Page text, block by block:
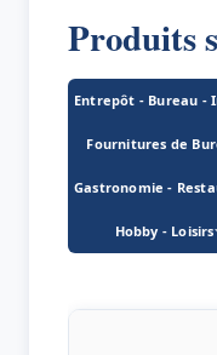
Produits
Entrepôt - Bureau -
Fournitures de
Gastronomie -
Hobby - Loisirs